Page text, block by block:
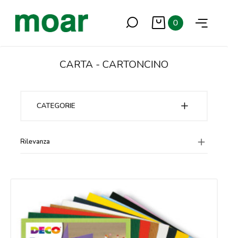
0
CARTA - CARTONCINO
CATEGORIE
Rilevanza